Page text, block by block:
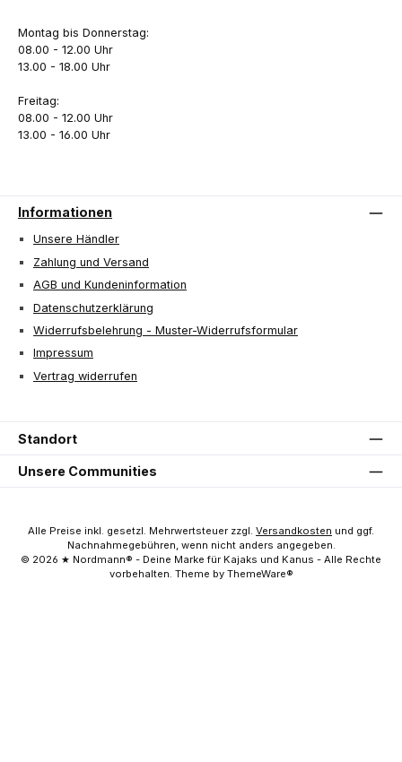
Montag bis Donnerstag:
08.00 - 12.00 Uhr
13.00 - 18.00 Uhr
Freitag:
08.00 - 12.00 Uhr
13.00 - 16.00 Uhr
Informationen
Unsere Händler
Zahlung und Versand
AGB und Kundeninformation
Datenschutzerklärung
Widerrufsbelehrung - Muster-Widerrufsformular
Impressum
Vertrag widerrufen
Standort
Unsere Communities
Alle Preise inkl. gesetzl. Mehrwertsteuer zzgl. Versandkosten und ggf.
Nachnahmegebühren, wenn nicht anders angegeben.
© 2026 ★ Nordmann® - Deine Marke für Kajaks und Kanus - Alle Rechte
vorbehalten. Theme by ThemeWare®